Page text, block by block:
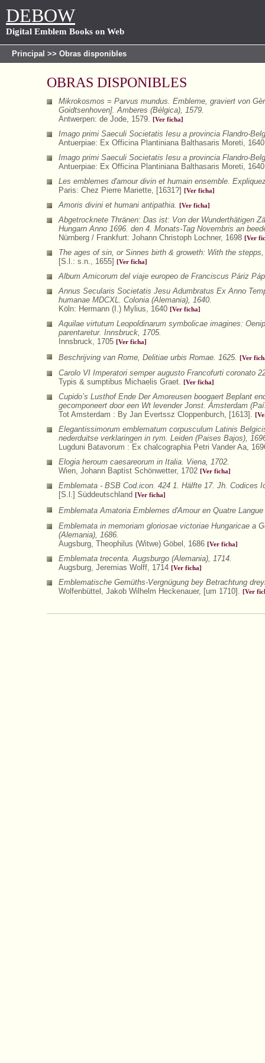
DEBOW
Digital Emblem Books on Web
Principal >> Obras disponibles
OBRAS DISPONIBLES
Mikrokosmos = Parvus mundus. Embleme, graviert von
Goidtsenhoven]. Amberes (Bélgica), 1579.
Antwerpen: de Jode, 1579.
[Ver ficha]
Imago primi Saeculi Societatis Iesu a provincia Flandro-
Antuerpiae: Ex Officina Plantiniana Balthasaris Moreti,
Imago primi Saeculi Societatis Iesu a provincia Flandro-
Antuerpiae: Ex Officina Plantiniana Balthasaris Moreti,
Les emblemes d'amour divin et humain ensemble.
Paris: Chez Pierre Mariette, [1631?]
[Ver ficha]
Amoris divini et humani antipathia. [Ver ficha]
Abgetrocknete Thränen: Das ist: Von der Wunderthätigen
Hungarn Anno 1696. den 4. Monats-Tag Novembris an
Nürnberg / Frankfurt: Johann Christoph Lochner, 1698 [Ver
The ages of sin, or Sinnes birth & groweth: With the
[S.l.: s.n., 1655]
[Ver ficha]
Album Amicorum del viaje europeo de Franciscus Páriz
Annus Secularis Societatis Jesu Adumbratus Ex Anno
humanae MDCXL. Colonia (Alemania), 1640.
Köln: Hermann (I.) Mylius, 1640 [Ver ficha]
Aquilae virtutum Leopoldinarum symbolicae imagines:
parentaretur. Innsbruck, 1705.
Innsbruck, 1705 [Ver ficha]
Beschrijving van Rome, Delitiae urbis Romae. 1625. [Ver
Carolo VI Imperatori semper augusto Francofurti coronato
Typis & sumptibus Michaelis Graet.
[Ver ficha]
Cupido’s Lusthof Ende Der Amoreusen boogaert Beplant
gecomponeert door een Wt levender Jonst. Ámsterdam
Tot Amsterdam : By Jan Evertssz Cloppenburch, [1613].
Elegantissimorum emblematum corpusculum Latinis
nederduitse verklaringen in rym. Leiden (Paises Bajos),
Lugduni Batavorum : Ex chalcographia Petri Vander Aa,
Elogia heroum caesareorum in Italia. Viena, 1702.
Wien, Johann Baptist Schönwetter, 1702 [Ver ficha]
Emblemata - BSB Cod.icon. 424 1. Hälfte 17. Jh. Codices
[S.l.] Süddeutschland
[Ver ficha]
Emblemata Amatoria Emblemes d'Amour en Quatre
Emblemata in memoriam gloriosae victoriae Hungaricae a
(Alemania), 1686.
Augsburg, Theophilus (Witwe) Göbel, 1686 [Ver ficha]
Emblemata trecenta. Augsburgo (Alemania), 1714.
Augsburg, Jeremias Wolff, 1714 [Ver ficha]
Emblematische Gemüths-Vergnügung bey Betrachtung
Wolfenbüttel, Jakob Wilhelm Heckenauer, [um 1710].
[Ver